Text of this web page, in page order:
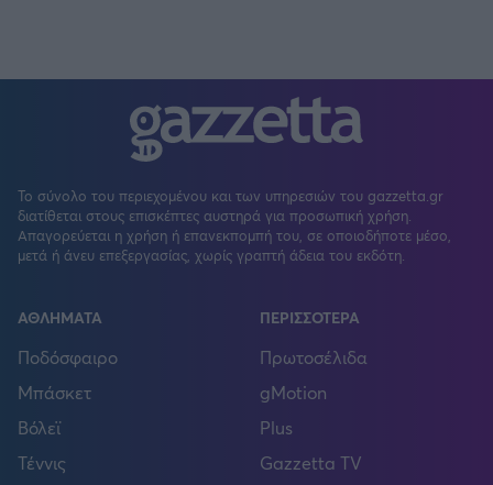
Το σύνολο του περιεχομένου και των υπηρεσιών του gazzetta.gr
διατίθεται στους επισκέπτες αυστηρά για προσωπική χρήση.
Απαγορεύεται η χρήση ή επανεκπομπή του, σε οποιοδήποτε μέσο,
μετά ή άνευ επεξεργασίας, χωρίς γραπτή άδεια του εκδότη.
ΑΘΛΗΜΑΤΑ
Ποδόσφαιρο
Μπάσκετ
Βόλεϊ
Τέννις
ΠΕΡΙΣΣΟΤΕΡΑ
Πρωτοσέλιδα
gMotion
Plus
Gazzetta TV